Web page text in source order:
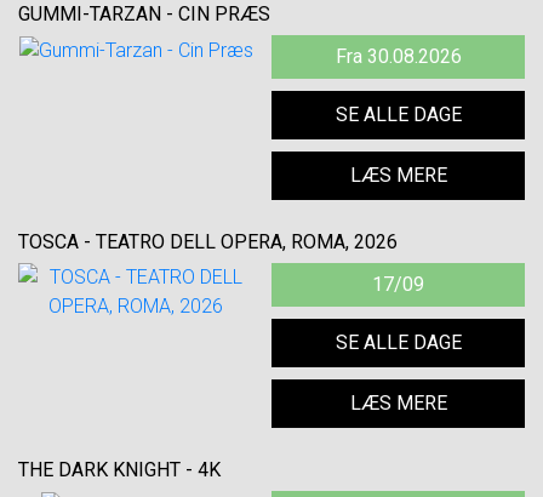
GUMMI-TARZAN - CIN PRÆS
Fra 30.08.2026
SE ALLE DAGE
LÆS MERE
TOSCA - TEATRO DELL OPERA, ROMA, 2026
17/09
SE ALLE DAGE
LÆS MERE
THE DARK KNIGHT - 4K